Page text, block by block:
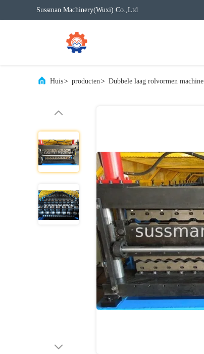
Sussman Machinery(Wuxi) Co.,Ltd
Huis> producten> Dubbele laag rolvormen machine